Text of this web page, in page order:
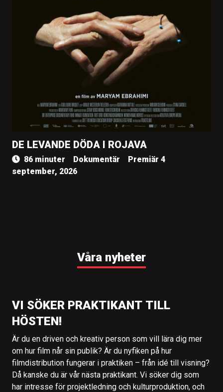
DE LEVANDE DÖDA I ROJAVA
86 minuter Dokumentär
Premiär 4
september, 2026
Våra nyheter
VI SÖKER PRAKTIKANT TILL
HÖSTEN!
Är du en driven och kreativ person som vill lära dig mer
om hur film når sin publik? Är du nyfiken på hur
filmdistribution fungerar i praktiken – från idé till visning?
Då kanske du är vår nästa praktikant. Vi söker dig som
har intresse för projektledning och kulturproduktion, och